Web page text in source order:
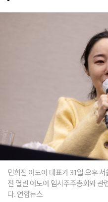
민희진 어도어 대표가 31일 오후
전 열린 어도어 임시주주총회와 관
다. 연합뉴스